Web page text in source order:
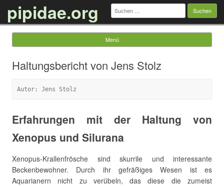
pipidae.org Suchen
nach:
Menü
Haltungsbericht von Jens Stolz
Autor: Jens Stolz
Erfahrungen mit der Haltung von
Xenopus und Silurana
Xenopus-Krallenfrösche sind skurrile und interessante
Beckenbewohner. Durch ihr gefräßiges Wesen ist es
Aquarianern nicht zu verübeln, das diese die zumeist